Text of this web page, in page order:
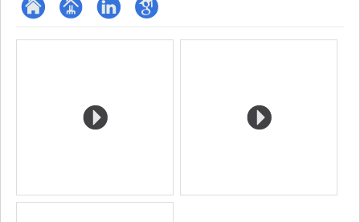
ResearchGate
Page LinkedInGoogle
Media